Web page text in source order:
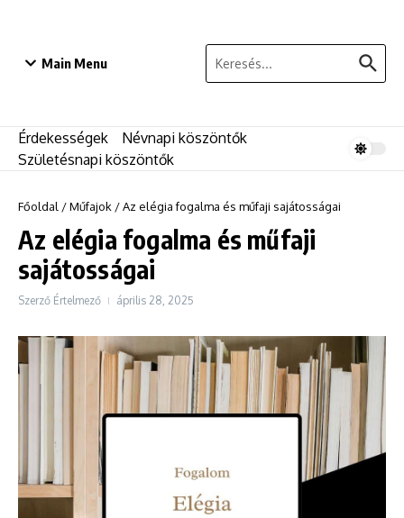
Main Menu
Keresés:
Érdekességek
Névnapi köszöntők
Születésnapi köszöntők
Főoldal /Műfajok /Az elégia fogalma és műfaji sajátosságai
Az elégia fogalma és műfaji
sajátosságai
Szerző Értelmező április 28, 2025